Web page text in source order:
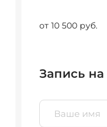
от 10 500 руб.
Запись на